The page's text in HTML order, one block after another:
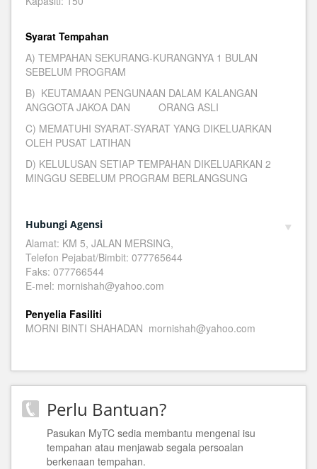
Syarat Tempahan
A) TEMPAHAN SEKURANG-KURANGNYA 1 BULAN
SEBELUM PROGRAM
B) KEUTAMAAN PENGUNAAN DALAM KALANGAN
ANGGOTA JAKOA DAN ORANG ASLI
C) MEMATUHI SYARAT-SYARAT YANG DIKELUARKAN
OLEH PUSAT LATIHAN
D) KELULUSAN SETIAP TEMPAHAN DIKELUARKAN 2
MINGGU SEBELUM PROGRAM BERLANGSUNG
Hubungi Agensi
Alamat: KM 5, JALAN MERSING,
Telefon Pejabat/Bimbit: 077765644
Faks: 077766544
E-mel: mornishah@yahoo.com
Penyelia Fasiliti
MORNI BINTI SHAHADAN mornishah@yahoo.com
Perlu Bantuan?
Pasukan MyTC sedia membantu mengenai isu
tempahan atau menjawab segala persoalan
berkenaan tempahan.